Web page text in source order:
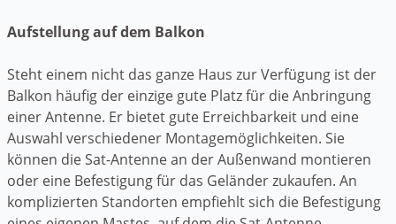
Aufstellung auf dem Balkon
Steht einem nicht das ganze Haus zur Verfügung ist der
Balkon häufig der einzige gute Platz für die Anbringung
einer Antenne. Er bietet gute Erreichbarkeit und eine
Auswahl verschiedener Montagemöglichkeiten. Sie
können die Sat-Antenne an der Außenwand montieren
oder eine Befestigung für das Geländer zukaufen. An
komplizierten Standorten empfiehlt sich die Befestigung